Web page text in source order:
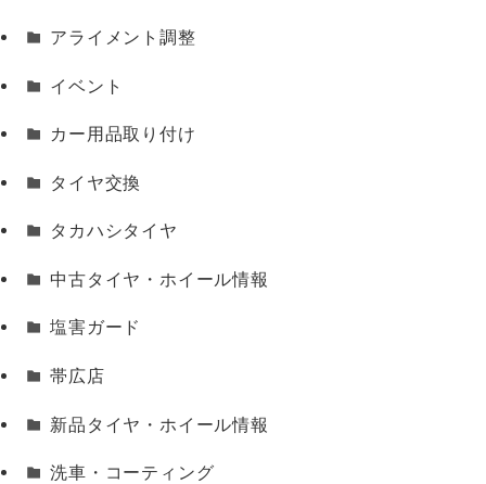
アライメント調整
イベント
カー用品取り付け
タイヤ交換
タカハシタイヤ
中古タイヤ・ホイール情報
塩害ガード
帯広店
新品タイヤ・ホイール情報
洗車・コーティング